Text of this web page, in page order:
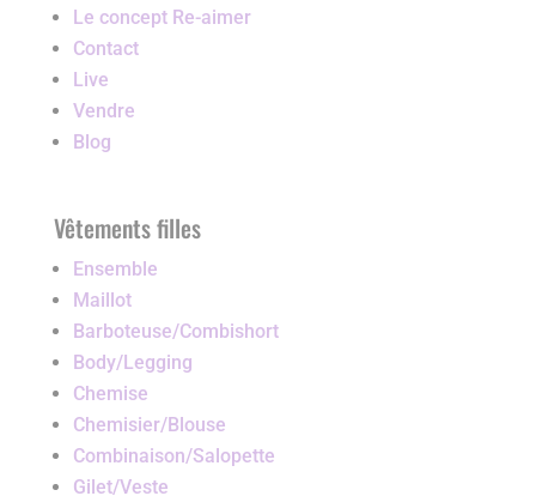
Le concept Re-aimer
Contact
Live
Vendre
Blog
Vêtements filles
Ensemble
Maillot
Barboteuse/Combishort
Body/Legging
Chemise
Chemisier/Blouse
Combinaison/Salopette
Gilet/Veste